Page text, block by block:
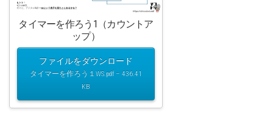
タイマーを作ろう1（カウントア
ップ）
ファイルをダウンロード
タイマーを作ろう１WS.pdf – 436.41
KB